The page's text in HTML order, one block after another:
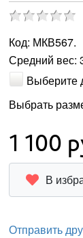
Код: МКВ567.
Средний вес:
Выберите
Выбрать
1 100
В
Отправить